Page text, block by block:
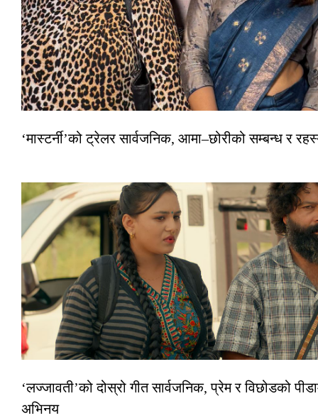
‘मास्टर्नी’को ट्रेलर सार्वजनिक, आमा–छोरीको सम्बन्ध र
‘लज्जावती’को दोस्रो गीत सार्वजनिक, प्रेम र विछोडको
अभिनय